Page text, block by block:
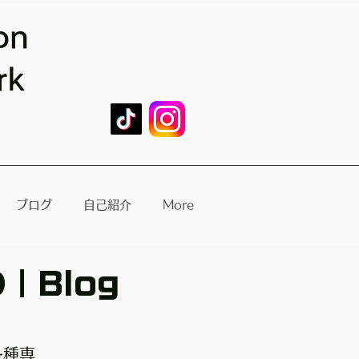
ブログ 自己紹介 More
｜Blog
種専